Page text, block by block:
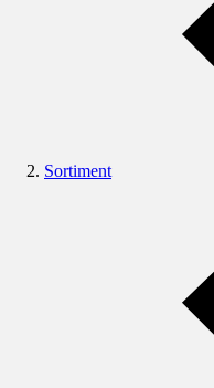
Sortiment